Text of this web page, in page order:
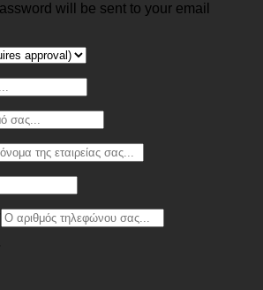
will be sent to your email